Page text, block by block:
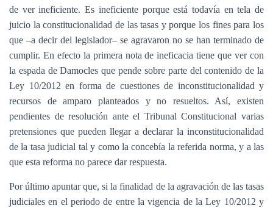
de ver ineficiente. Es ineficiente porque está todavía en tela de
juicio la constitucionalidad de las tasas y porque los fines para los
que –a decir del legislador– se agravaron no se han terminado de
cumplir. En efecto la primera nota de ineficacia tiene que ver con
la espada de Damocles que pende sobre parte del contenido de la
Ley 10/2012 en forma de cuestiones de inconstitucionalidad y
recursos de amparo planteados y no resueltos. Así, existen
pendientes de resolución ante el Tribunal Constitucional varias
pretensiones que pueden llegar a declarar la inconstitucionalidad
de la tasa judicial tal y como la concebía la referida norma, y a las
que esta reforma no parece dar respuesta.
Por último apuntar que, si la finalidad de la agravación de las tasas
judiciales en el periodo de entre la vigencia de la Ley 10/2012 y